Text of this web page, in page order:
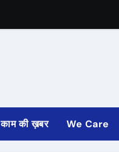
काम की ख़बर We Care